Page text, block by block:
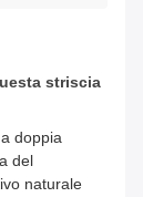
striscia
doppia
del
naturale